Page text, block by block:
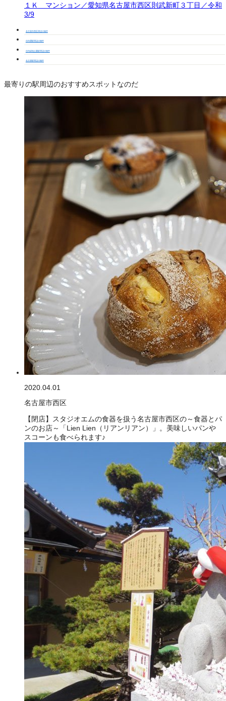
１Ｋ マンション／愛知県名古屋市西区則武新町３丁目／令和
3/9
名古屋市西区周辺の物件
庄内通駅周辺の物件
庄内緑地公園駅周辺の物件
名古屋駅周辺の物件
最寄りの駅周辺のおすすめスポットなのだ
2020.04.01
名古屋市西区
【閉店】スタジオエムの食器を扱う名古屋市西区の～食器とパ
ンのお店～「Lien Lien（リアンリアン）」。美味しいパンや
スコーンも食べられます♪